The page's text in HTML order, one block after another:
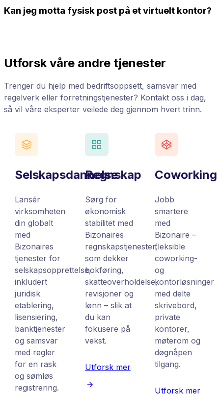
Kan jeg motta fysisk post på et virtuelt kontor?
Utforsk våre andre tjenester
Trenger du hjelp med bedriftsoppsett, samsvar med
regelverk eller forretningstjenester? Kontakt oss i dag,
så vil våre eksperter veilede deg gjennom hvert trinn.
Selskapsdannelse
Lansér
virksomheten
din globalt
med
Bizonaires
tjenester for
selskapsopprettelse,
inkludert
juridisk
etablering,
lisensiering,
banktjenester
og samsvar
med regler
for en rask
og sømløs
registrering.
Regnskap
Sørg for
økonomisk
stabilitet med
Bizonaires
regnskapstjenester,
som dekker
bokføring,
skatteoverholdelse,
revisjoner og
lønn – slik at
du kan
fokusere på
vekst.
Utforsk mer
Coworking
Jobb
smartere
med
Bizonaire –
fleksible
coworking-
og
kontorløsninger
med delte
skrivebord,
private
kontorer,
møterom og
døgnåpen
tilgang.
Utforsk mer